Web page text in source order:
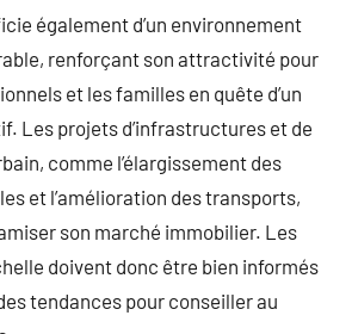
également d’un environnement
renforçant son attractivité pour
et les familles en quête d’un
Les projets d’infrastructures et de
comme l’élargissement des
et l’amélioration des transports,
son marché immobilier. Les
doivent donc être bien informés
tendances pour conseiller au